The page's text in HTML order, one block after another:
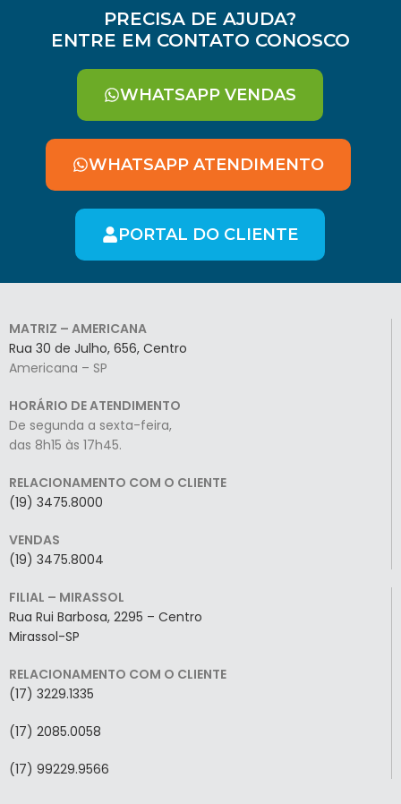
PRECISA DE AJUDA?
ENTRE EM CONTATO CONOSCO
WHATSAPP VENDAS
WHATSAPP ATENDIMENTO
PORTAL DO CLIENTE
MATRIZ – AMERICANA
Rua 30 de Julho, 656, Centro
Americana – SP
HORÁRIO DE ATENDIMENTO
De segunda a sexta-feira,
das 8h15 às 17h45.
RELACIONAMENTO COM O CLIENTE
(19) 3475.8000
VENDAS
(19) 3475.8004
FILIAL – MIRASSOL
Rua Rui Barbosa, 2295 – Centro
Mirassol-SP
RELACIONAMENTO COM O CLIENTE
(17) 3229.1335
(17) 2085.0058
(17) 99229.9566